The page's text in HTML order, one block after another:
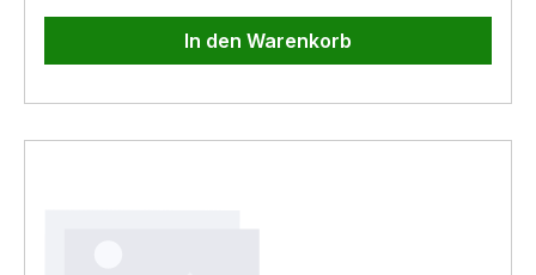
In den Warenkorb